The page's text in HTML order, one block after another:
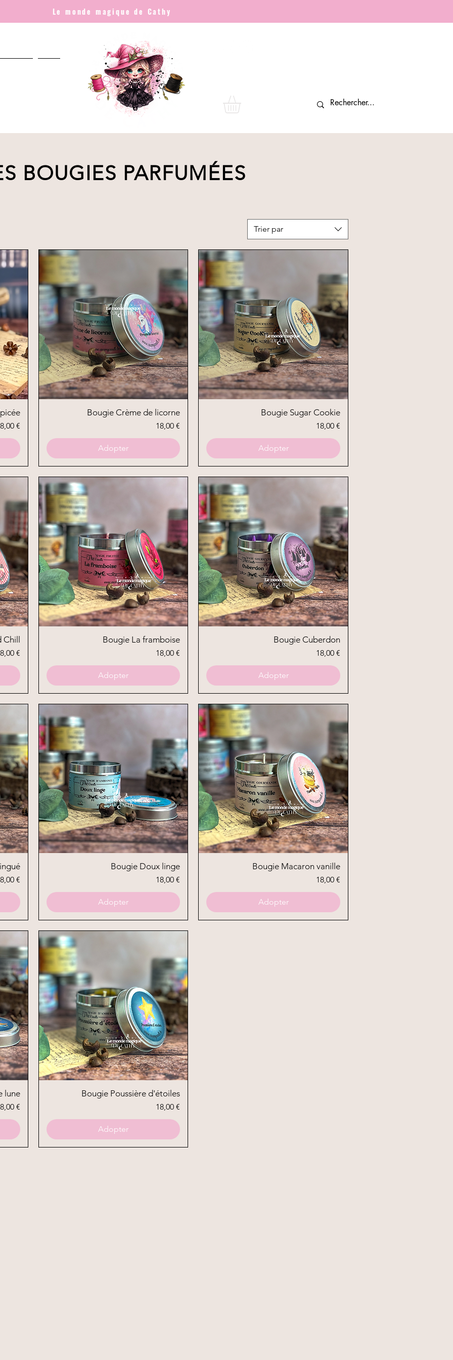
Le monde magique de Cathy
BOUGIES PARFUMÉES
Trier par
€
Aperçu rapide
Bougie Crème de licorne
Prix
18,00 €
Adopter
Aperçu rapide
Bougie Sugar Cookie
Prix
18,00 €
Adopter
Chill
€
Aperçu rapide
Bougie La framboise
Prix
18,00 €
Adopter
Aperçu rapide
Bougie Cuberdon
Prix
18,00 €
Adopter
€
Aperçu rapide
Bougie Doux linge
Prix
18,00 €
Adopter
Aperçu rapide
Bougie Macaron vanille
Prix
18,00 €
Adopter
lune
€
Aperçu rapide
Bougie Poussière d'étoiles
Prix
18,00 €
Adopter